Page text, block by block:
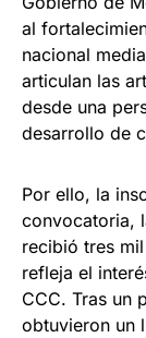
al
nacional
articulan las
desde una
desarrollo de
Por ello, la
convocatoria,
recibió tres
refleja el
CCC. Tras un
obtuvieron un